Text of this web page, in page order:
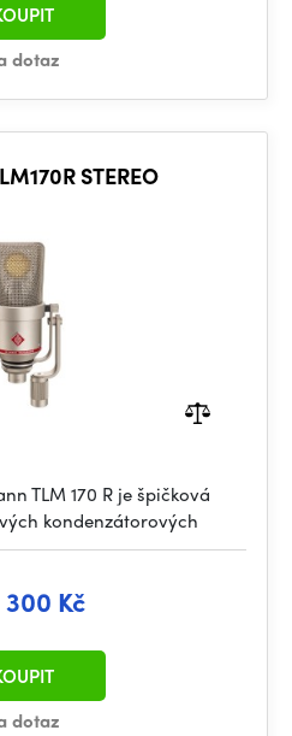
dotaz
STEREO
TLM 170 R je špičková
kondenzátorových
300 Kč
dotaz